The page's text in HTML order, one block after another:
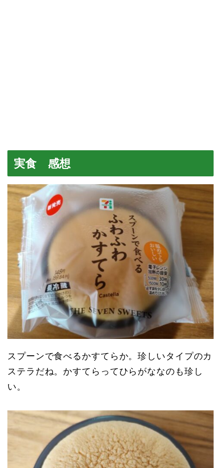
実食 感想
スプーンで食べるかすてらか。珍しいタイプのカ
ステラだね。かすてらってひらがななのも珍し
い。